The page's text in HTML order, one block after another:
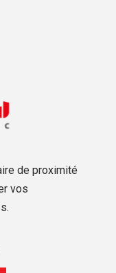
de proximité
vos